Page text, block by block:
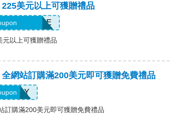
美元以上可獲贈禮品
元以上可獲贈禮品
網站訂購滿200美元即可獲贈免費禮品
訂購滿200美元即可獲贈免費禮品